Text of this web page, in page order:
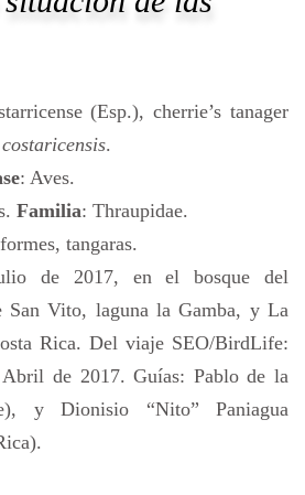
(Esp.), cherrie’s tanager
.
: Aves.
Familia: Thraupidae.
tangaras.
de 2017, en el bosque del
San Vito, laguna la Gamba, y La
Rica. Del viaje SEO/BirdLife:
de 2017. Guías: Pablo de la
y Dionisio “Nito” Paniagua